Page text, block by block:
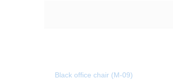
Black office chair (M-09)